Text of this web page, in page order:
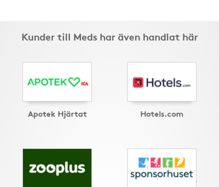
Kunder till Meds har även handlat här
Apotek Hjärtat Hotels.com